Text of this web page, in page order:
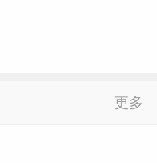
更多